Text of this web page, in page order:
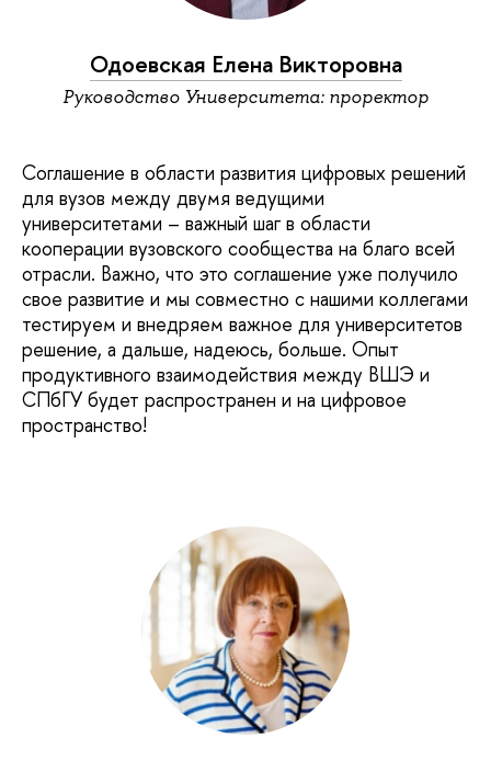
Одоевская Елена Викторовна
Руководство Университета: проректор
Соглашение в области развития цифровых решений
для вузов между двумя ведущими
университетами – важный шаг в области
кооперации вузовского сообщества на благо всей
отрасли. Важно, что это соглашение уже получило
свое развитие и мы совместно с нашими коллегами
тестируем и внедряем важное для университетов
решение, а дальше, надеюсь, больше. Опыт
продуктивного взаимодействия между ВШЭ и
СПбГУ будет распространен и на цифровое
пространство!